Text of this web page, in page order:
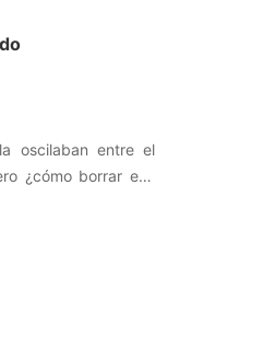
oscilaban entre el
¿cómo borrar ese
Después de
destruido a la